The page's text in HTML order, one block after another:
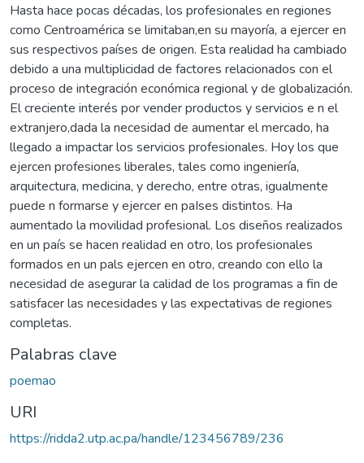
Hasta hace pocas décadas, los profesionales en regiones
como Centroamérica se limitaban,en su mayoría, a ejercer en
sus respectivos países de origen. Esta realidad ha cambiado
debido a una multiplicidad de factores relacionados con el
proceso de integración económica regional y de globalización.
El creciente interés por vender productos y servicios e n el
extranjero,dada la necesidad de aumentar el mercado, ha
llegado a impactar los servicios profesionales. Hoy los que
ejercen profesiones liberales, tales como ingeniería,
arquitectura, medicina, y derecho, entre otras, igualmente
puede n formarse y ejercer en paIses distintos. Ha
aumentado la movilidad profesional. Los diseños realizados
en un país se hacen realidad en otro, los profesionales
formados en un pals ejercen en otro, creando con ello la
necesidad de asegurar la calidad de los programas a fin de
satisfacer las necesidades y las expectativas de regiones
completas.
Palabras clave
poemao
URI
https://ridda2.utp.ac.pa/handle/123456789/236